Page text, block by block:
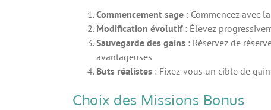
Commencement sage : Commencez avec
Modification évolutif: Élevez
Sauvegarde des gains : Réservez de
avantageuses
Buts réalistes : Fixez-vous un cible de
Choix des Missions Bonus